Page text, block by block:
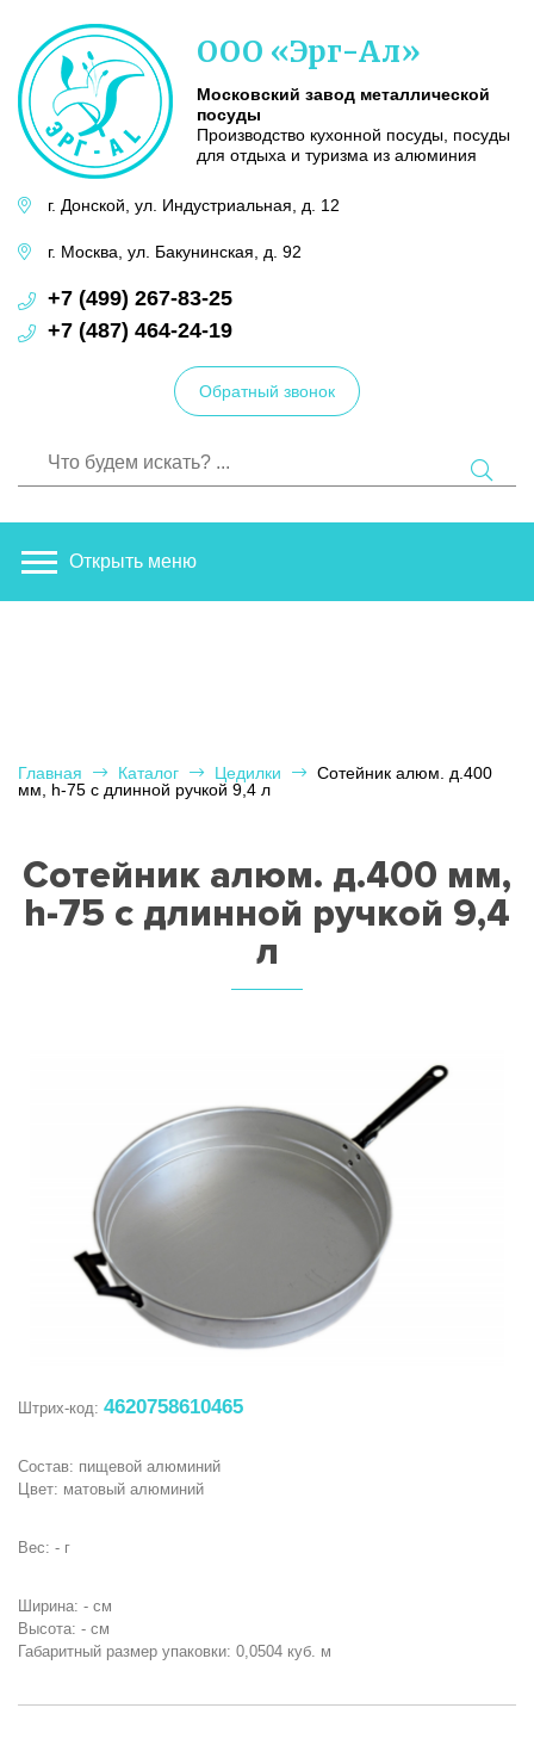
завод
посуды
ООО «Эрг-Ал»
Московский завод металлической
посуды
Производство кухонной посуды, посуды
для отдыха и туризма из алюминия
г. Донской, ул. Индустриальная, д. 12
г. Москва, ул. Бакунинская, д. 92
+7 (499) 267-83-25
+7 (487) 464-24-19
Обратный звонок
Открыть меню
Главная Каталог Цедилки
Сотейник алюм. д.400
мм, h-75 с длинной ручкой 9,4 л
Сотейник алюм. д.400 мм,
h-75 с длинной ручкой 9,4
л
Штрих-код: 4620758610465
Состав: пищевой алюминий
Цвет: матовый алюминий
Вес: - г
Ширина: - см
Высота: - см
Габаритный размер упаковки: 0,0504 куб. м